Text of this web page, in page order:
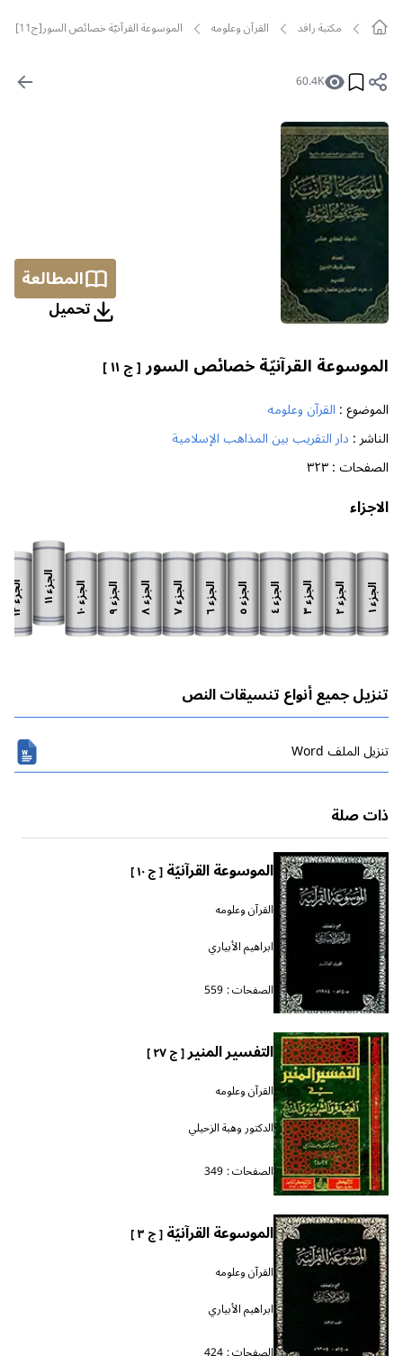
مکتبة رافد القرآن وعلومه الموسوعة القرآنيّة خصائص السور[ج11]
60.4K
المطالعة
تحمیل
الموسوعة القرآنيّة خصائص السور[ ج ١١ ]
الموضوع : القرآن وعلومه
الناشر : دار التقريب بين المذاهب الإسلامية
الصفحات :٣٢٣
الاجزاء
الجزء
١
الجزء
٢
الجزء
٣
الجزء
٤
الجزء
٥
الجزء
٦
الجزء
٧
الجزء
٨
الجزء
٩
الجزء
١٠
الجزء
١١ الجزء
١٢
تنزيل جميع أنواع تنسيقات النص
تنزیل الملف Word
ذات صلة
الموسوعة القرآنيّة[ ج ١٠ ]
القرآن وعلومه
ابراهيم الأبياري
الصفحات : 559
التفسير المنير[ ج ٢٧ ]
القرآن وعلومه
الدكتور وهبة الزحيلي
الصفحات : 349
الموسوعة القرآنيّة[ ج ٣ ]
القرآن وعلومه
ابراهيم الأبياري